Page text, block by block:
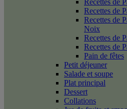
Recettes de
Recettes de
Recettes de
Noix
Recettes de
Recettes de
Pain de fêtes
Petit déjeuner
Salade et soupe
Plat principal
Dessert
Collations